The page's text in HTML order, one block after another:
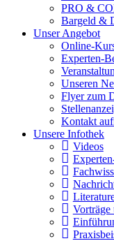
PRO &
Bargeld &
Unser Angebot
Online-
Experten-
Unseren
Flyer zum
Kontakt
Unsere Infothek
Videos
Vorträge